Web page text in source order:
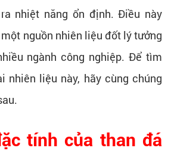
nhiệt năng ổn định. Điều này
nguồn nhiên liệu đốt lý tưởng
ngành công nghiệp. Để tìm
nhiên liệu này, hãy cùng chúng
tính của than đá